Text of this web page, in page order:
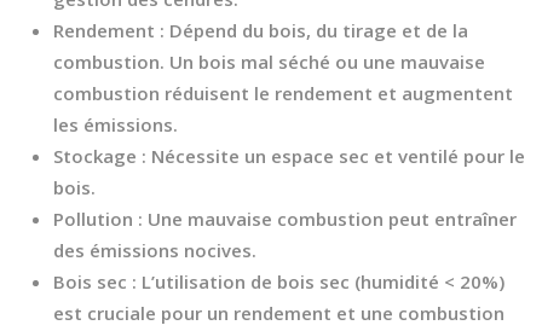
Rendement : Dépend du bois, du tirage et de la
combustion. Un bois mal séché ou une mauvaise
combustion réduisent le rendement et augmentent
les émissions.
Stockage : Nécessite un espace sec et ventilé pour le
bois.
Pollution : Une mauvaise combustion peut entraîner
des émissions nocives.
Bois sec : L’utilisation de bois sec (humidité < 20%)
est cruciale pour un rendement et une combustion